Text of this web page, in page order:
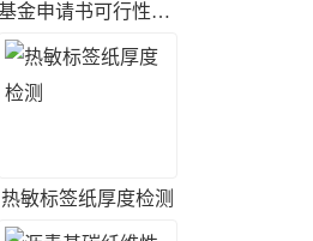
基金申请书可行性评估
热敏标签纸厚度检测